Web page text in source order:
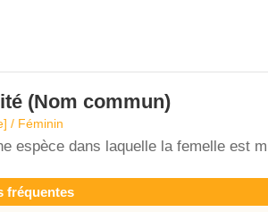
(Nom commun)
/ Féminin
espèce dans laquelle la femelle est
fréquentes